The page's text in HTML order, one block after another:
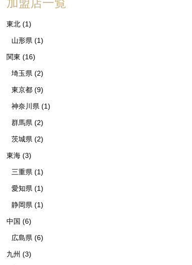
加盟店一覧
東北 (1)
山形県 (1)
関東 (16)
埼玉県 (2)
東京都 (9)
神奈川県 (1)
群馬県 (2)
茨城県 (2)
東海 (3)
三重県 (1)
愛知県 (1)
静岡県 (1)
中国 (6)
広島県 (6)
九州 (3)